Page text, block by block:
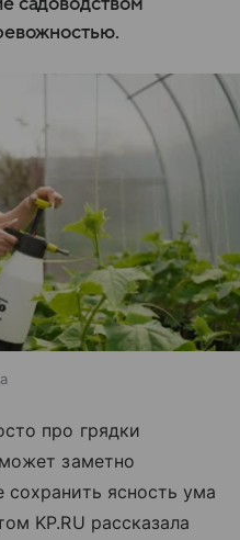
про грядки
заметно
ясность ума
KP.RU рассказала